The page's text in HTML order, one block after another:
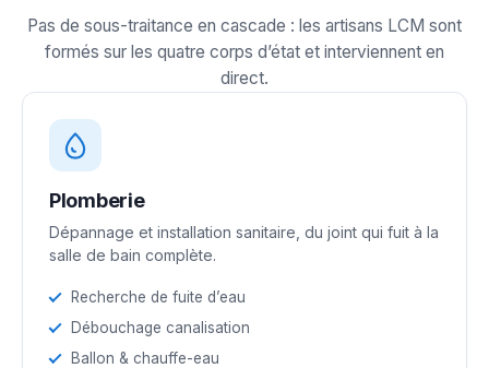
Pas de sous-traitance en cascade : les artisans LCM sont
formés sur les quatre corps d’état et interviennent en
direct.
Plomberie
Dépannage et installation sanitaire, du joint qui fuit à la
salle de bain complète.
Recherche de fuite d’eau
Débouchage canalisation
Ballon & chauffe-eau